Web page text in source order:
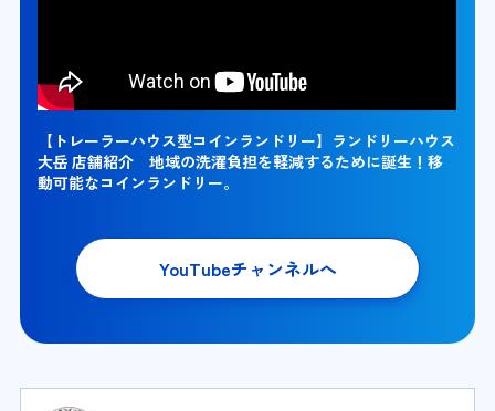
【トレーラーハウス型コインランドリー】ランドリーハウス
大岳 店舗紹介 地域の洗濯負担を軽減するために誕生！移
動可能なコインランドリー。
YouTubeチャンネルへ